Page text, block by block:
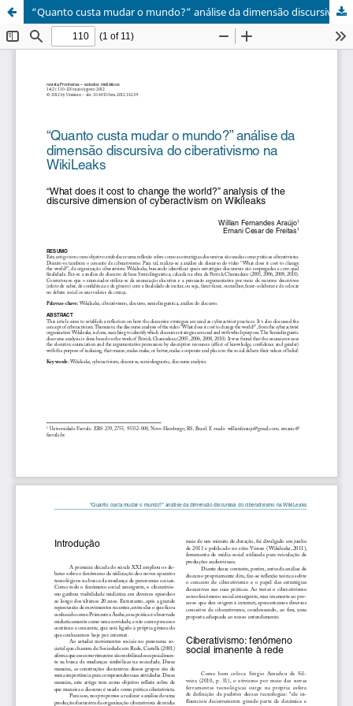
“Quanto custa mudar o mundo?” análise da dimensão discursiva do ciberativismo na WikiLeaks